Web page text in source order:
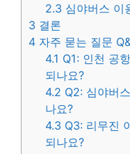
2.3 심야버스 이
3 결론
4 자주 묻는 질문
4.1 Q1: 인천 공
되나요?
4.2 Q2: 심야버
나요?
4.3 Q3: 리무진
되나요?